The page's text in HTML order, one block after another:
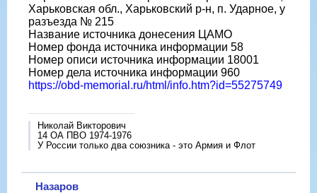
Харьковская обл., Харьковский р-н, п. Ударное, у
разъезда № 215
Название источника донесения ЦАМО
Номер фонда источника информации 58
Номер описи источника информации 18001
Номер дела источника информации 960
https://obd-memorial.ru/html/info.htm?id=55275749
Николай Викторович
14 ОА ПВО 1974-1976
У России только два союзника - это Армия и Флот
Назаров